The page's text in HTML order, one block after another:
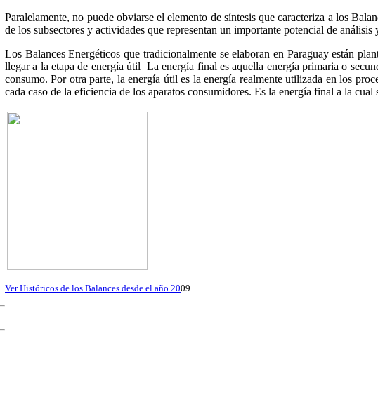
Paralelamente, no puede obviarse el elemento de síntesis que caracteriza a los
de los subsectores y actividades que representan un importante potencial de análisis
Los Balances Energéticos que tradicionalmente se elaboran en Paraguay están
llegar a la etapa de energía útil La energía final es aquella energía primaria o
consumo. Por otra parte, la energía útil es la energía realmente utilizada en los
cada caso de la eficiencia de los aparatos consumidores. Es la energía final a la
Ver Históricos de los Balances desde el año 2009